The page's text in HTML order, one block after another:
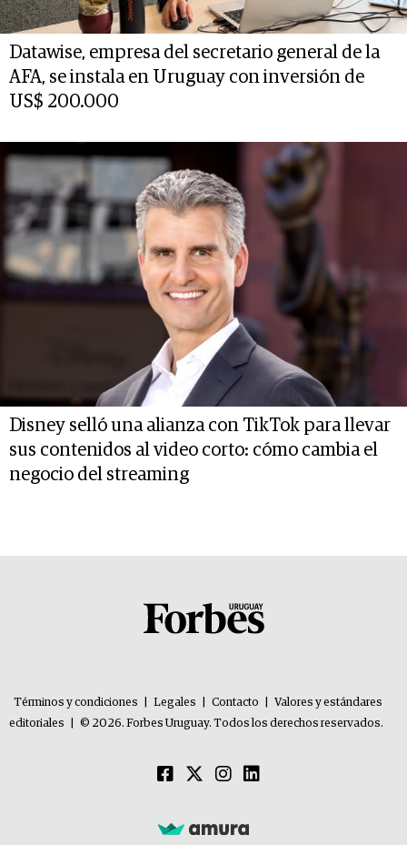
Datawise, empresa del secretario general de la
AFA, se instala en Uruguay con inversión de
US$ 200.000
Disney selló una alianza con TikTok para llevar
sus contenidos al video corto: cómo cambia el
negocio del streaming
Términos y condiciones Legales Contacto
Valores y estándares
editoriales
© 2026. Forbes Uruguay. Todos los derechos reservados.